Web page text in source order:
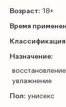
Возраст: 18+
Время
Назначение:
увлажнение
Пол: унисекс